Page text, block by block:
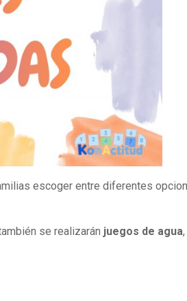
escoger entre diferentes
se realizarán juegos de agua,